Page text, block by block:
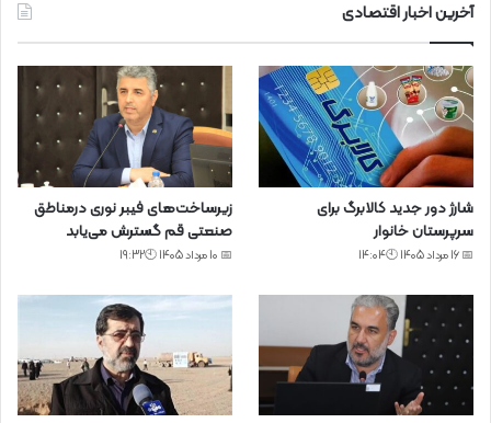
آخرین اخبار اقتصادی
شارژ دور جدید کالابرگ برای
سرپرستان خانوار
📅 16 مرداد 1405 🕙14:04
زیرساخت‌های فیبر نوری درمناطق
صنعتی قم گسترش می‌یابد
📅 10 مرداد 1405 🕙19:32